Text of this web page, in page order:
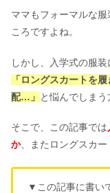
ママもフォーマルな
ころですよね。
しかし、入学式の服
「ロングスカートを
配…」 と悩んでしまう
そこで、この記事では
か、またロングスカー
▼この記事に書い